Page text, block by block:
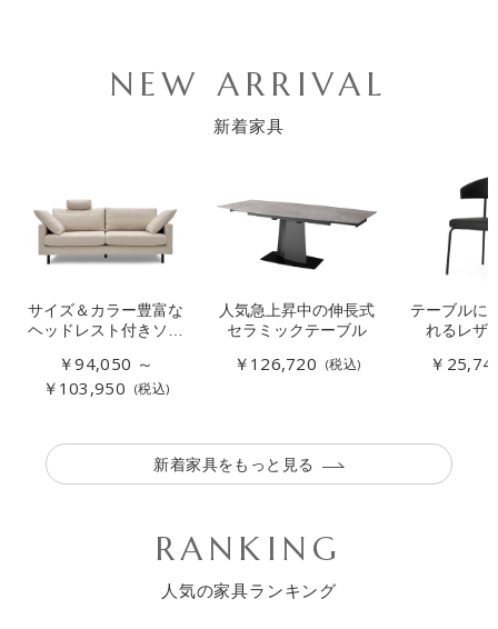
NEW ARRIVAL
新着家具
サイズ＆カラー豊富な
ヘッドレスト付きソフ
￥94,050 ～
￥103,950 (税込)
人気急上昇中の伸長式
セラミックテーブル
￥126,720 (税込)
テーブルに
れるレザ
￥
新着家具をもっと見る
RANKING
人気の家具ランキング